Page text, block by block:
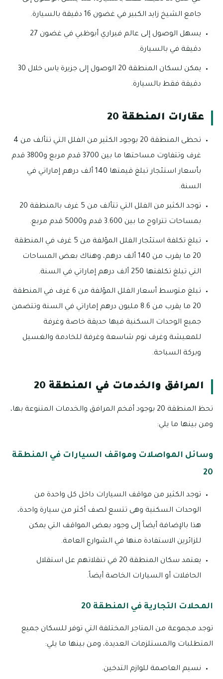
جامع الشيخ زايد الكبير في غضون 16 دقيقة بالسيارة.
يسهل الوصول إلى عالم فيراري أبوظبي في غضون 27
دقيقة في بالسيارة.
يمكن لسكان المنطقة 20 الوصول إلى جزيرة ياس خلال 30
دقيقة فقط بالسيارة.
عقارات المنطقة 20
تحظى المنطقة 20 بوجود الكثير من الفلل التي تتألف من 4
غرف وتتفاوت مساحتها ما بين 3700 قدم مربع و3800 قدم
بأسعار استئجار تبلغ قيمتها 140 ألف درهم إماراتي في
السنة.
توجد الكثير من الفلل التي تتألف من 5 غرف بالمنطقة 20
بمساحات تتراوح ما بين 3.600 قدم و5000 قدم مربع.
تبلغ تكلفة استئجار الفلل المؤلفة من 5 غرف في المنطقة
20 ما يقرب من 140 ألف درهم، وهناك بعض المساحات
التي تبلغ تكلفتها 250 ألف درهم إماراتي في السنة.
تبلغ متوسط أسعار الفلل المؤلفة من 6 غرف في المنطقة
20 ما يقرب من 8.6 مليون درهم إماراتي في السنة وتتضمن
جميع الوحدات السكنية فيها حديقة خاصة وغرفة
للمعيشة وغرف نوم شاسعة وغرفة للخادمة والغسيل
وبركة السباحة.
المرافق والخدمات في المنطقة 20
تحظ المنطقة 20 بوجود أفخم المرافق والخدمات المتنوعة بها،
ومن بينها ما يلي:
وسائل المواصلات ومواقف السيارات في المنطقة
20
توجد الكثير من مواقف السيارات داخل كل واحدة من
الوحدات السكنية وهى تتسع لصف أكثر من سيارة واحدة،
هذا بالإضافة أيضاً إلى وجود بعض المواقف التي يمكن
للزائرين الاستفادة منها في الشوارع العامة.
يعتمد سكان المنطقة 20 في تنقلاتهم عل استقلال
الحافلات أو السيارات الخاصة أيضاً.
المحلات التجارية في المنطقة 20
توجد مجموعة من المتاجر المختلفة التي توفر للسكان جميع
المتطلبات والمستلزمات العديدة، ومن بينها ما يلي:
نسيم العاصمة للوازم التدخين.